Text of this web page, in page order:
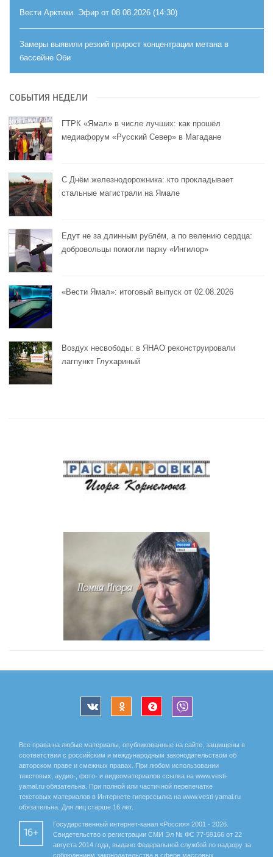
Вести Арктики. Эфир от 08.08.2026 (14:30)
Замеры выявили резкий прирост концентрации метана в
бассейне Оби
СОБЫТИЯ НЕДЕЛИ
ГТРК «Ямал» в числе лучших: как прошёл
медиафорум «Русский Север» в Магадане
С Днём железнодорожника: кто прокладывает
стальные магистрали на Ямале
Едут не за длинным рублём, а по велению сердца:
добровольцы помогли парку «Ингилор»
«Вести Ямал»: итоговый выпуск от 02.08.2026
Воздух несвободы: в ЯНАО реконструировали
лагпункт Глухариный
Все права на любые материалы, опубликованные на сайте, защищены в
соответствии с российским и международным законодательством об
авторском праве и смежных правах. При любом использовании
текстовых, аудио-, фото- и видеоматериалов ссылка на www.vesti-
yamal.ru обязательна. При полной или частичной перепечатке
текстовых материалов в Интернете гиперссылка на www.vesti-yamal.ru
обязательна. Для лиц старше 16 лет.
16+
Государственный интернет-канал «Россия» 2001 - 2026.
Свидетельство о регистрации СМИ Эл № ФС 77-59166 от 22
августа 2014 года, выдано Федеральной службой по надзору за
соблюдением законодательства в сфере массовых